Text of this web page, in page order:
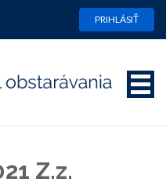
PRIHLÁSIŤ
Z.z.